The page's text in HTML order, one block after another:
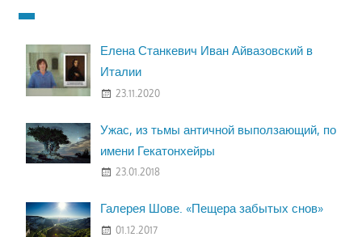
Елена Станкевич Иван Айвазовский в
Италии
23.11.2020
Ужас, из тьмы античной выползающий, по
имени Гекатонхейры
23.01.2018
Галерея Шове. «Пещера забытых снов»
01.12.2017